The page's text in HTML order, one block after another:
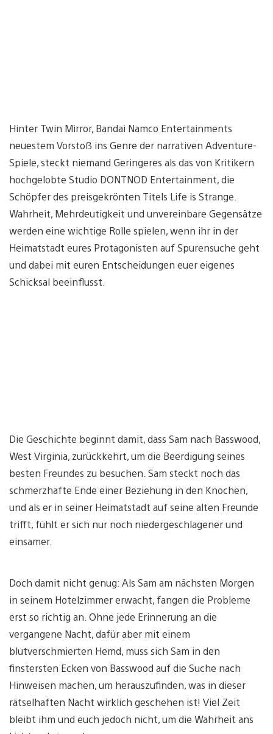
Hinter Twin Mirror, Bandai Namco Entertainments
neuestem Vorstoß ins Genre der narrativen Adventure-
Spiele, steckt niemand Geringeres als das von Kritikern
hochgelobte Studio DONTNOD Entertainment, die
Schöpfer des preisgekrönten Titels Life is Strange.
Wahrheit, Mehrdeutigkeit und unvereinbare Gegensätze
werden eine wichtige Rolle spielen, wenn ihr in der
Heimatstadt eures Protagonisten auf Spurensuche geht
und dabei mit euren Entscheidungen euer eigenes
Schicksal beeinflusst.
Die Geschichte beginnt damit, dass Sam nach Basswood,
West Virginia, zurückkehrt, um die Beerdigung seines
besten Freundes zu besuchen. Sam steckt noch das
schmerzhafte Ende einer Beziehung in den Knochen,
und als er in seiner Heimatstadt auf seine alten Freunde
trifft, fühlt er sich nur noch niedergeschlagener und
einsamer.
Doch damit nicht genug: Als Sam am nächsten Morgen
in seinem Hotelzimmer erwacht, fangen die Probleme
erst so richtig an. Ohne jede Erinnerung an die
vergangene Nacht, dafür aber mit einem
blutverschmierten Hemd, muss sich Sam in den
finstersten Ecken von Basswood auf die Suche nach
Hinweisen machen, um herauszufinden, was in dieser
rätselhaften Nacht wirklich geschehen ist! Viel Zeit
bleibt ihm und euch jedoch nicht, um die Wahrheit ans